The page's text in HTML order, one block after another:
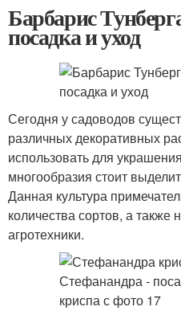
Барбарис
посадка и уход
Сегодня у садоводов
различных декоративных
использовать для
многообразия стоит
Данная культура
количества сортов, а также
агротехники.